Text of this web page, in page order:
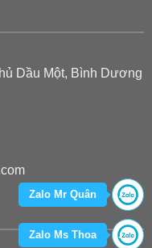
Dầu Một, Bình Dương
Zalo Mr Quân
Zalo Ms Thoa